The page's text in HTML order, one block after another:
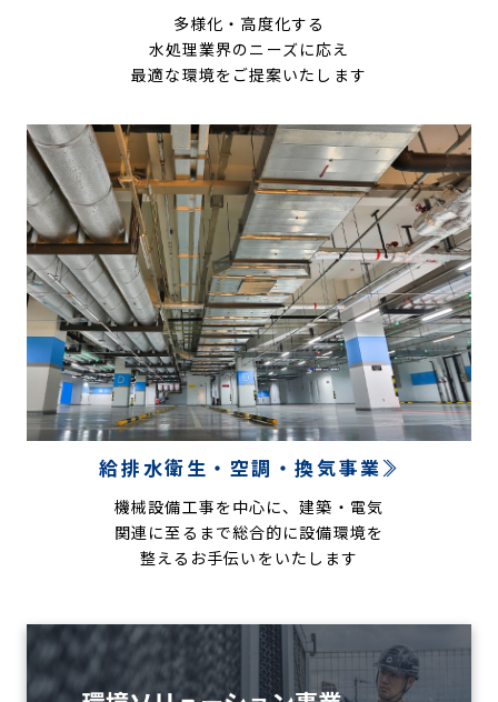
多様化・高度化する
水処理業界のニーズに応え
最適な環境をご提案いたします
給排水衛生・空調・換気事業
機械設備工事を中心に、建築・電気
関連に至るまで総合的に設備環境を
整えるお手伝いをいたします